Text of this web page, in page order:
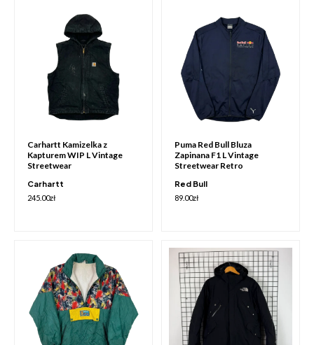
Carhartt Kamizelka z
Kapturem WIP L Vintage
Streetwear
Carhartt
245.00zł
Puma Red Bull Bluza
Zapinana F1 L Vintage
Streetwear Retro
Red Bull
89.00zł